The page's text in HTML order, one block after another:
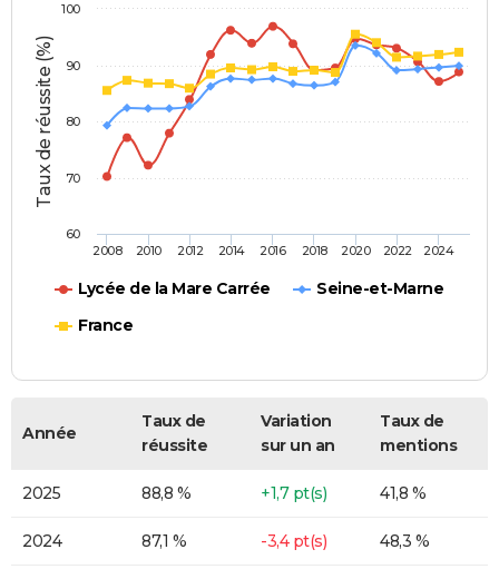
Taux de réussite (%)
Lycée de la Mare Carrée
Seine-et-Marne
France
2008 2010 2012 2014 2016 2018 2020 2022 2024
60
70
80
90
100
Année
Taux de
réussite
Variation
sur un an
Taux de
mentions
2025 88,8 % +1,7 pt(s) 41,8 %
2024 87,1 % -3,4 pt(s) 48,3 %